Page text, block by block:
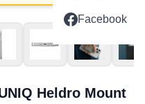
Facebook
Heldro Mount